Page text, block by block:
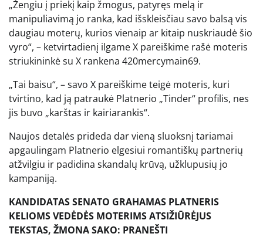
„Žengiu į priekį kaip žmogus, patyręs melą ir
manipuliavimą jo ranka, kad išskleisčiau savo balsą vis
daugiau moterų, kurios vienaip ar kitaip nuskriaudė šio
vyro“, – ketvirtadienį ilgame X pareiškime rašė moteris
striukininkė su X rankena 420mercymain69.
„Tai baisu“, – savo X pareiškime teigė moteris, kuri
tvirtino, kad ją patraukė Platnerio „Tinder“ profilis, nes
jis buvo „karštas ir kairiarankis“.
Naujos detalės prideda dar vieną sluoksnį tariamai
apgaulingam Platnerio elgesiui romantiškų partnerių
atžvilgiu ir padidina skandalų krūvą, užklupusių jo
kampaniją.
KANDIDATAS SENATO GRAHAMAS PLATNERIS
KELIOMS VEDĖDĖS MOTERIMS ATSIŽIŪRĖJUS
TEKSTAS, ŽMONA SAKO: PRANEŠTI